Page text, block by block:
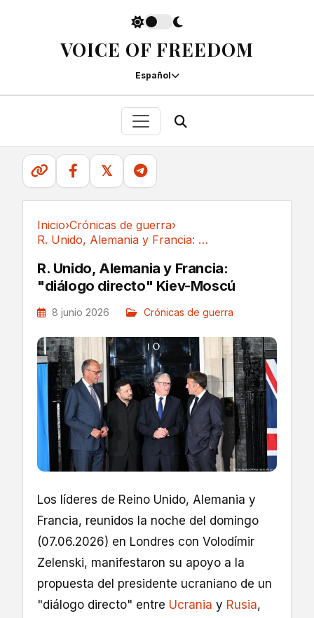
VOICE OF FREEDOM
Español
𝕏
Inicio›Crónicas de guerra›
R. Unido, Alemania y Francia: "diálogo...
R. Unido, Alemania y Francia:
"diálogo directo" Kiev-Moscú
8 junio 2026 Crónicas de guerra
Los líderes de Reino Unido, Alemania y
Francia, reunidos la noche del domingo
(07.06.2026) en Londres con Volodímir
Zelenski, manifestaron su apoyo a la
propuesta del presidente ucraniano de un
"diálogo directo" entre Ucrania y Rusia,